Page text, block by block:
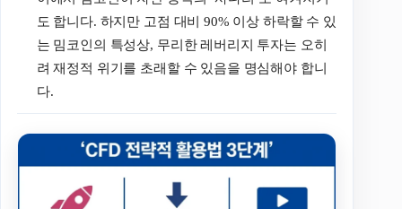
도 합니다. 하지만 고점 대비 90% 이상 하락할 수 있
는 밈코인의 특성상, 무리한 레버리지 투자는 오히
려 재정적 위기를 초래할 수 있음을 명심해야 합니
다.